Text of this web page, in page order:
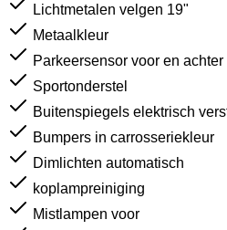
Lichtmetalen velgen 19"
Metaalkleur
Parkeersensor voor en achter
Sportonderstel
Buitenspiegels elektrisch
Bumpers in carrosseriekleur
Dimlichten automatisch
koplampreiniging
Mistlampen voor